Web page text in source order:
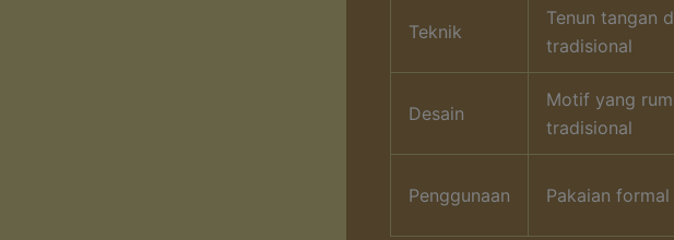
Teknik
Tenun tangan
tradisional
Desain
Motif yang
tradisional
Penggunaan Pakaian